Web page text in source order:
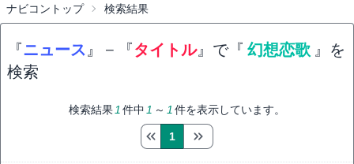
ナビコントップ 検索結果
『ニュース 』 − 『タイトル』で『 幻想恋歌 』を
検索
検索結果 1 件中 1 ～ 1 件を表示しています。
1